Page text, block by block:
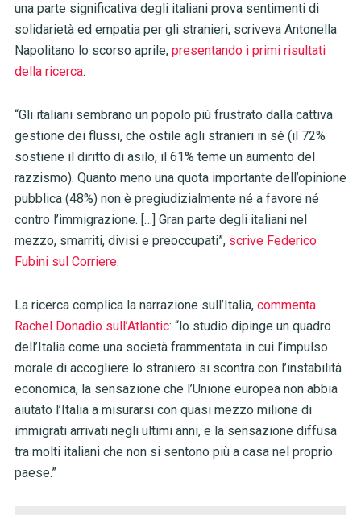
una parte significativa degli italiani prova sentimenti di
solidarietà ed empatia per gli stranieri, scriveva Antonella
Napolitano lo scorso aprile, presentando i primi risultati
della ricerca.
“Gli italiani sembrano un popolo più frustrato dalla cattiva
gestione dei flussi, che ostile agli stranieri in sé (il 72%
sostiene il diritto di asilo, il 61% teme un aumento del
razzismo). Quanto meno una quota importante dell’opinione
pubblica (48%) non è pregiudizialmente né a favore né
contro l’immigrazione. […] Gran parte degli italiani nel
mezzo, smarriti, divisi e preoccupati”, scrive Federico
Fubini sul Corriere.
La ricerca complica la narrazione sull’Italia, commenta
Rachel Donadio sull’Atlantic: “lo studio dipinge un quadro
dell’Italia come una società frammentata in cui l’impulso
morale di accogliere lo straniero si scontra con l’instabilità
economica, la sensazione che l’Unione europea non abbia
aiutato l’Italia a misurarsi con quasi mezzo milione di
immigrati arrivati negli ultimi anni, e la sensazione diffusa
tra molti italiani che non si sentono più a casa nel proprio
paese.”